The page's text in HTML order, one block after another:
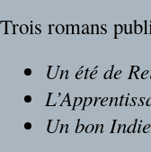
Trois romans
Un été de
Un bon